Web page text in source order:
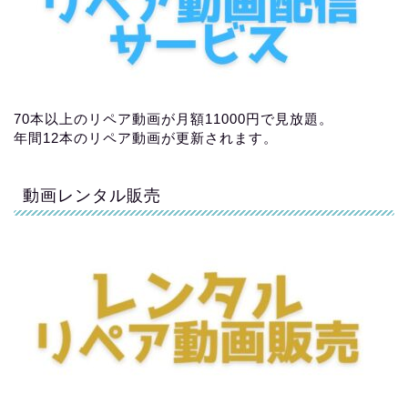
70本以上のリペア動画が月額11000円で見放題。
年間12本のリペア動画が更新されます。
動画レンタル販売